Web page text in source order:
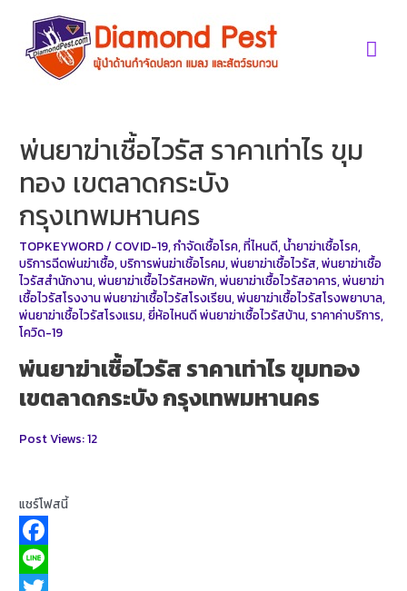
content
พ่นยาฆ่าเชื้อไวรัส ราคาเท่าไร ขุม
ทอง เขตลาดกระบัง
กรุงเทพมหานคร
TOPKEYWORD/ COVID-19,กำจัดเชื้อโรค,ที่ไหนดี,น้ำยาฆ่าเชื้อโรค,
บริการฉีดพ่นฆ่าเชื้อ,บริการพ่นฆ่าเชิ้อโรคม,พ่นยาฆ่าเชื้อไวรัส,พ่นยาฆ่าเชื้อ
ไวรัสสำนักงาน,พ่นยาฆ่าเชื้อไวรัสหอพัก,พ่นยาฆ่าเชื้อไวรัสอาคาร,พ่นยาฆ่า
เชื้อไวรัสโรงงาน พ่นยาฆ่าเชื้อไวรัสโรงเรียน,พ่นยาฆ่าเชื้อไวรัสโรงพยาบาล,
พ่นยาฆ่าเชื้อไวรัสโรงแรม,ยี่ห้อไหนดี พ่นยาฆ่าเชื้อไวรัสบ้าน,ราคาค่าบริการ,
โควิด-19
พ่นยาฆ่าเชื้อไวรัส ราคาเท่าไร ขุมทอง
เขตลาดกระบัง กรุงเทพมหานคร
Post Views:12
แชร์โฟสนี้
F